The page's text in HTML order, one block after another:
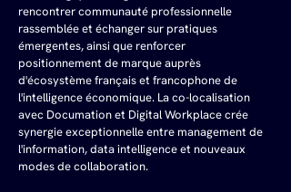
rencontrer communauté professionnelle
rassemblée et échanger sur pratiques
émergentes, ainsi que renforcer
positionnement de marque auprès
d'écosystème français et francophone de
l'intelligence économique. La co-localisation
avec Documation et Digital Workplace crée
synergie exceptionnelle entre management de
l'information, data intelligence et nouveaux
modes de collaboration.